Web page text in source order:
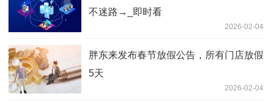
不迷路→_即时看
2026-02-04
胖东来发布春节放假公告，所有门店放假
5天
2026-02-04